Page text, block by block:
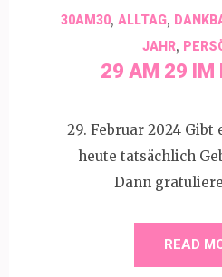
30AM30, ALLTAG,
JAHR,
29 AM 29 IM
29. Februar 2024 Gibt
heute tatsächlich
Dann
READ